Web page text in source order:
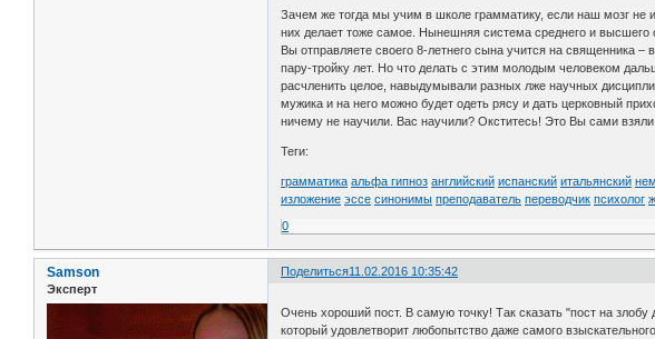
Зачем же тогда мы учим в школе грамматику, если наш мозг не
них делает тоже самое. Нынешняя система среднего и высшего
Вы отправляете своего 8-летнего сына учится на священника
пару-тройку лет. Но что делать с этим молодым человеком
расчленить целое, навыдумывали разных лже научных
мужика и на него можно будет одеть рясу и дать церковный
ничему не научили. Вас научили? Окститесь! Это Вы сами
Теги:
грамматика альфа гипноз английский испанский итальянский
изложение эссе синонимы преподаватель переводчик психолог
0
Поделиться11.02.2016 10:35:42
Samson
Эксперт
Очень хороший пост. В самую точку! Так сказать "пост на злобу
который удовлетворит любопытство даже самого